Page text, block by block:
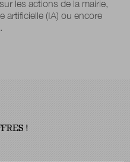
les actions de la mairie,
artificielle (IA) ou encore
!